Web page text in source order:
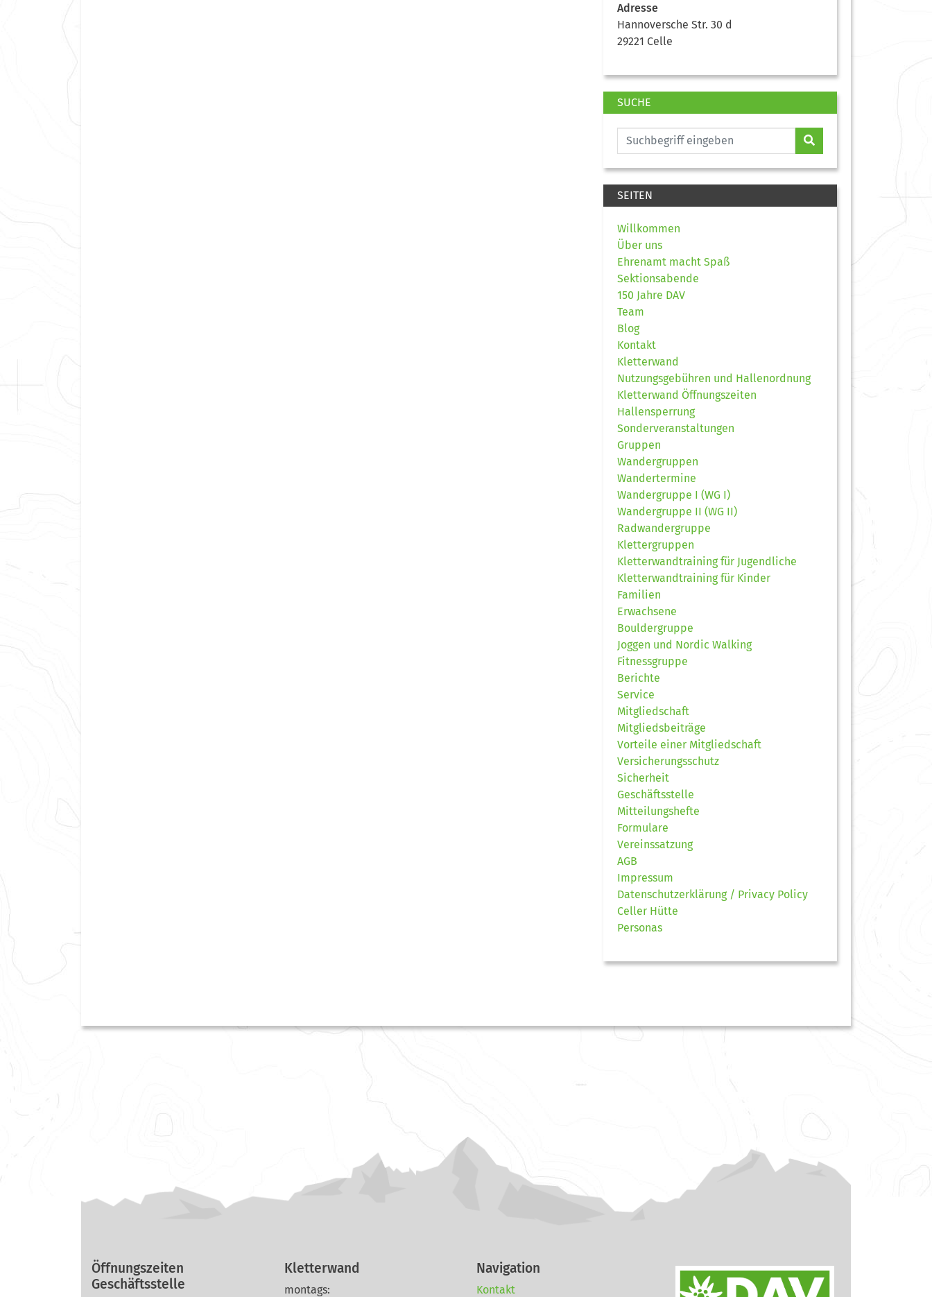
Adresse
Hannoversche Str. 30 d
29221 Celle
SUCHE
SEITEN
Willkommen
Über uns
Ehrenamt macht Spaß
Sektionsabende
150 Jahre DAV
Team
Blog
Kontakt
Kletterwand
Nutzungsgebühren und Hallenordnung
Kletterwand Öffnungszeiten
Hallensperrung
Sonderveranstaltungen
Gruppen
Wandergruppen
Wandertermine
Wandergruppe I (WG I)
Wandergruppe II (WG II)
Radwandergruppe
Klettergruppen
Kletterwandtraining für Jugendliche
Kletterwandtraining für Kinder
Familien
Erwachsene
Bouldergruppe
Joggen und Nordic Walking
Fitnessgruppe
Berichte
Service
Mitgliedschaft
Mitgliedsbeiträge
Vorteile einer Mitgliedschaft
Versicherungsschutz
Sicherheit
Geschäftsstelle
Mitteilungshefte
Formulare
Vereinssatzung
AGB
Impressum
Datenschutzerklärung / Privacy Policy
Celler Hütte
Personas
Öffnungszeiten
Geschäftsstelle
Kletterwand
montags:
Navigation
Kontakt